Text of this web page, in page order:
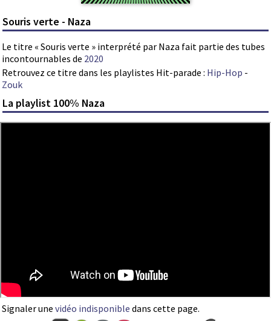
Souris verte - Naza
Le titre « Souris verte » interprété par Naza fait partie des tubes
incontournables de 2020
Retrouvez ce titre dans les playlistes Hit-parade : Hip-Hop -
Zouk
La playlist 100% Naza
Signaler une vidéo indisponible dans cette page.